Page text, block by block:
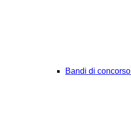
Bandi di concorso